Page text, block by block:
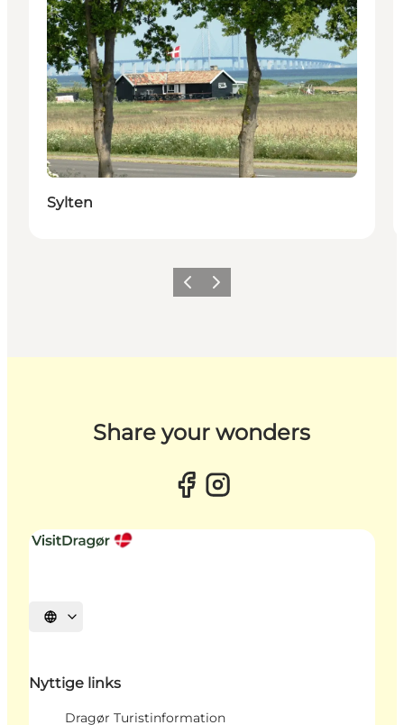
Sylten
Forrige billede
Næste billede
Share your wonders
Vælg sprog
Nyttige links
Dragør Turistinformation